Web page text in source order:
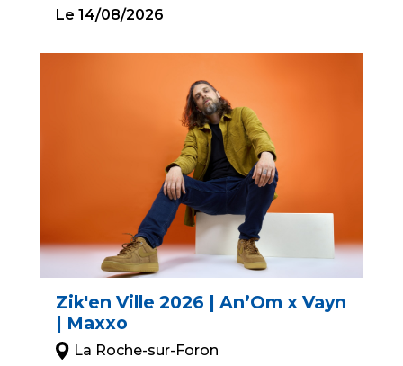
Le 14/08/2026
Zik'en Ville 2026 | An’Om x Vayn
| Maxxo
La Roche-sur-Foron